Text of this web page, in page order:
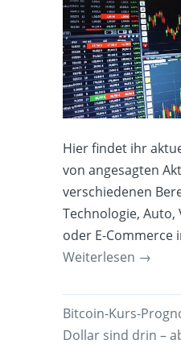
Hier findet ihr
von angesagten
verschiedenen
Technologie,
oder E-
Weiterlesen →
Bitcoin-Kurs-
Dollar sind drin –